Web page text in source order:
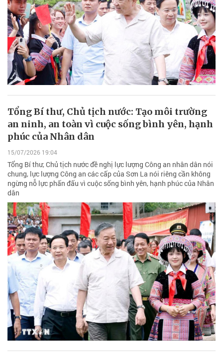
Tổng Bí thư, Chủ tịch nước: Tạo môi trường
an ninh, an toàn vì cuộc sống bình yên, hạnh
phúc của Nhân dân
15/07/2026 19:04
Tổng Bí thư, Chủ tịch nước đề nghị lực lượng Công an nhân dân nói
chung, lực lượng Công an các cấp của Sơn La nói riêng cần không
ngừng nỗ lực phấn đấu vì cuộc sống bình yên, hạnh phúc của Nhân
dân